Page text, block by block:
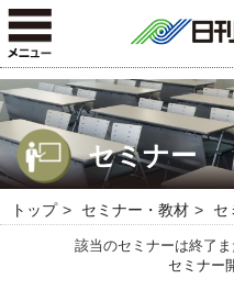
セミナー
トップ セミナー・教材 セ
該当のセミナーは終了
セミナー